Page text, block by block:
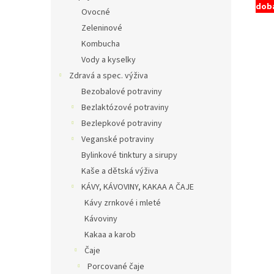
Ovocné
Zeleninové
Kombucha
Vody a kyselky
Zdravá a spec. výživa
Bezobalové potraviny
Bezlaktózové potraviny
Bezlepkové potraviny
Veganské potraviny
Bylinkové tinktury a sirupy
Kaše a dětská výživa
KÁVY, KÁVOVINY, KAKAA A ČAJE
Kávy zrnkové i mleté
Kávoviny
Kakaa a karob
Čaje
Porcované čaje